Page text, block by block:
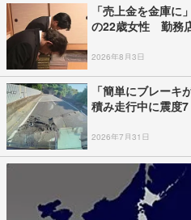
「売上金を金庫
の22歳女性 勤務
2026年8月3日
「簡単にブレーキ
積み走行中に震度
2026年7月31日